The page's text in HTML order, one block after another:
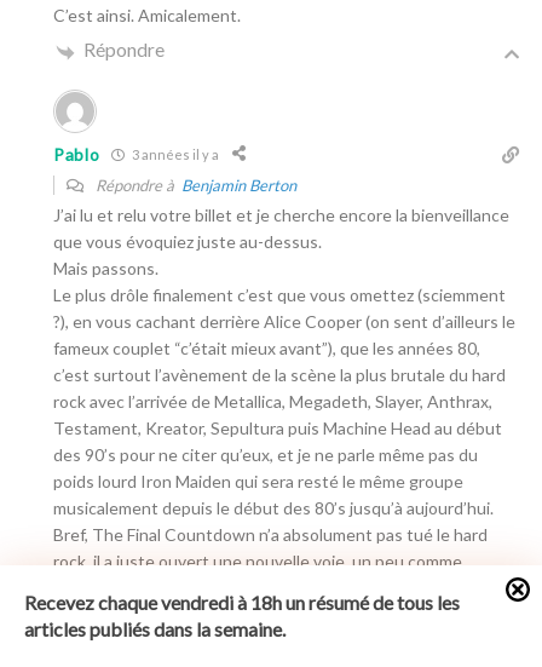
Recevez chaque vendredi à 18h un résumé de tous les
articles publiés dans la semaine.
C’est ainsi. Amicalement.
Répondre
Pablo 3 années il y a
Répondre à Benjamin Berton
J’ai lu et relu votre billet et je cherche encore la bienveillance
que vous évoquiez juste au-dessus.
Mais passons.
Le plus drôle finalement c’est que vous omettez (sciemment
?), en vous cachant derrière Alice Cooper (on sent d’ailleurs le
fameux couplet “c’était mieux avant”), que les années 80,
c’est surtout l’avènement de la scène la plus brutale du hard
rock avec l’arrivée de Metallica, Megadeth, Slayer, Anthrax,
Testament, Kreator, Sepultura puis Machine Head au début
des 90’s pour ne citer qu’eux, et je ne parle même pas du
poids lourd Iron Maiden qui sera resté le même groupe
musicalement depuis le début des 80’s jusqu’à aujourd’hui.
Bref, The Final Countdown n’a absolument pas tué le hard
rock, il a juste ouvert une nouvelle voie, un peu comme
Répondre